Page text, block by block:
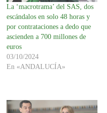
La ‘macrotrama’ del SAS, dos
escándalos en solo 48 horas y
por contrataciones a dedo que
ascienden a 700 millones de
euros
03/10/2024
En «ANDALUCÍA»